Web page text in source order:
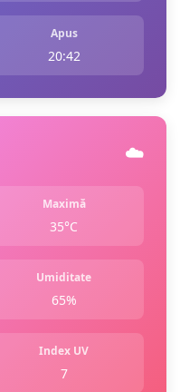
Apus
20:42
☁️
Maximă
35°C
Umiditate
65%
Index UV
7